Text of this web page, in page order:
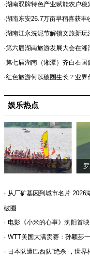
·湖南双牌特色产业赋能农户稳
·湖南东安26.7万亩早稻喜获丰
·湖南江永洗泥节解锁文旅新玩
·第六届湖南旅游发展大会在湘
·第七届湖南（湘潭）齐白石
·红色旅游何以破圈生长？业界
娱乐热点
· 从厂矿基因到城市名片 2026
破圈
· 电影《小米的心事》浏阳首
· WTT美国大满贯赛：孙颖莎
· 日本队遭巴西队“绝杀”，世